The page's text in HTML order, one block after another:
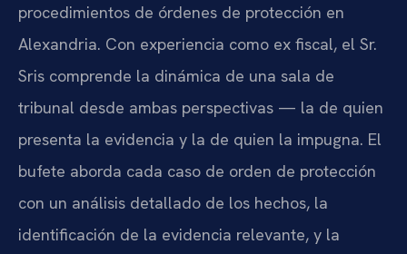
procedimientos de órdenes de protección en
Alexandria. Con experiencia como ex fiscal, el Sr.
Sris comprende la dinámica de una sala de
tribunal desde ambas perspectivas — la de quien
presenta la evidencia y la de quien la impugna. El
bufete aborda cada caso de orden de protección
con un análisis detallado de los hechos, la
identificación de la evidencia relevante, y la